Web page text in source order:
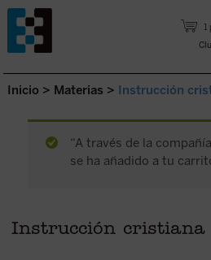
1
Saltar al contenido.
Inicio > Materias > Instrucción
“A través de la
se ha añadido a tu
Instrucción cristiana